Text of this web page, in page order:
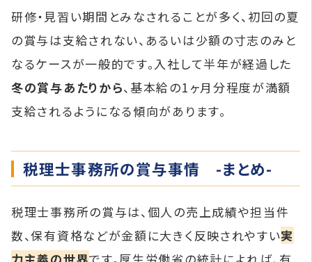
研修・見習い期間とみなされることが多く、初回の夏
の賞与は支給されない、あるいは少額の寸志のみと
なるケースが一般的です。入社して半年が経過した
冬の賞与あたりから、基本給の1ヶ月分程度が満額
支給されるようになる傾向があります。
税理士事務所の賞与事情 -まとめ-
税理士事務所の賞与は、個人の売上成績や担当件
数、保有資格などが金額に大きく反映されやすい実